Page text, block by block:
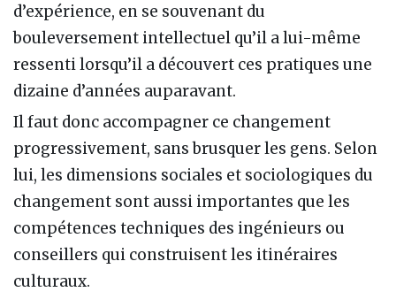
d’expérience, en se souvenant du
bouleversement intellectuel qu’il a lui-même
ressenti lorsqu’il a découvert ces pratiques une
dizaine d’années auparavant.
Il faut donc accompagner ce changement
progressivement, sans brusquer les gens. Selon
lui, les dimensions sociales et sociologiques du
changement sont aussi importantes que les
compétences techniques des ingénieurs ou
conseillers qui construisent les itinéraires
culturaux.